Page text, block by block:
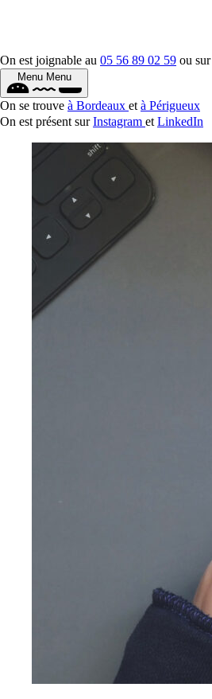
On est joignable au 05 56 89 02 59 ou sur
Menu Menu
On se trouve à Bordeaux et à Périgueux
On est présent surInstagram et LinkedIn